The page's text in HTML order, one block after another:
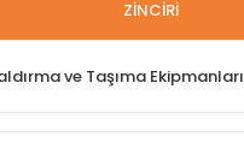
ZİNCİRİ
ve Taşıma Ekipmanları